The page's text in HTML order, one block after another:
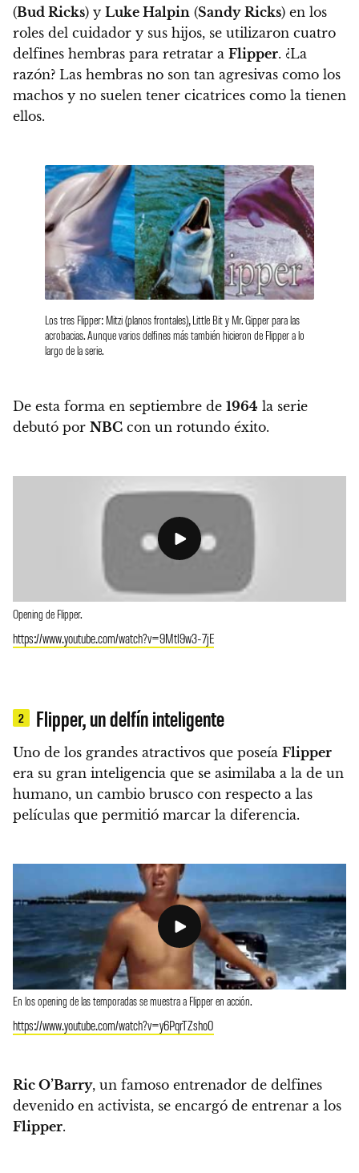
(Bud Ricks) y Luke Halpin (Sandy Ricks) en los
roles del cuidador y sus hijos, se utilizaron cuatro
delfines hembras para retratar a Flipper. ¿La
razón? Las hembras no son tan agresivas como los
machos y no suelen tener cicatrices como la tienen
ellos.
Los tres Flipper: Mitzi (planos frontales), Little Bit y Mr. Gipper para las
acrobacias. Aunque varios delfines más también hicieron de Flipper a lo
largo de la serie.
De esta forma en septiembre de 1964 la serie
debutó por NBC con un rotundo éxito.
Opening de Flipper.
https://www.youtube.com/watch?v=9Mtl9w3-7jE
2 Flipper, un delfín inteligente
Uno de los grandes atractivos que poseía Flipper
era su gran inteligencia que se asimilaba a la de un
humano, un cambio brusco con respecto a las
películas que permitió marcar la diferencia.
En los opening de las temporadas se muestra a Flipper en acción.
https://www.youtube.com/watch?v=y6PqrTZsho0
Ric O’Barry, un famoso entrenador de delfines
devenido en activista, se encargó de entrenar a los
Flipper.